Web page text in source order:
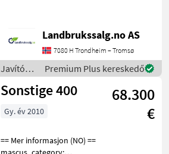
upon request: 6576 See
en.landbrukssalg.no/6576
for more images Descri
Landbrukssalg.no AS
7080 H Trondheim – Tromsø
Javítókészletek
és
alkatrészek
Sonstige
Premium Plus kereskedő
Sonstige 400
68.300
€
Gy. év 2010
== Mer informasjon (NO) ==